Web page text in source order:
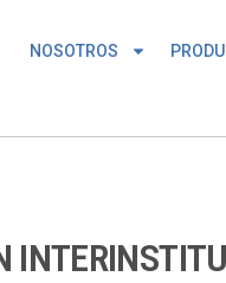
NOSOTROS